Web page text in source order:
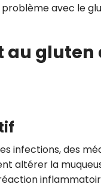
problème avec le
gluten
infections, des
altérer la